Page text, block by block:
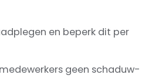
en beperk dit per
geen schaduw-